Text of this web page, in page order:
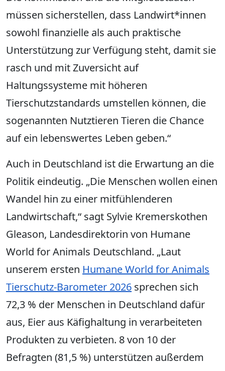
müssen sicherstellen, dass Landwirt*innen
sowohl finanzielle als auch praktische
Unterstützung zur Verfügung steht, damit sie
rasch und mit Zuversicht auf
Haltungssysteme mit höheren
Tierschutzstandards umstellen können, die
sogenannten Nutztieren Tieren die Chance
auf ein lebenswertes Leben geben.“
Auch in Deutschland ist die Erwartung an die
Politik eindeutig. „Die Menschen wollen einen
Wandel hin zu einer mitfühlenderen
Landwirtschaft,“ sagt Sylvie Kremerskothen
Gleason, Landesdirektorin von Humane
World for Animals Deutschland. „Laut
unserem ersten Humane World for Animals
Tierschutz-Barometer 2026 sprechen sich
72,3 % der Menschen in Deutschland dafür
aus, Eier aus Käfighaltung in verarbeiteten
Produkten zu verbieten. 8 von 10 der
Befragten (81,5 %) unterstützen außerdem